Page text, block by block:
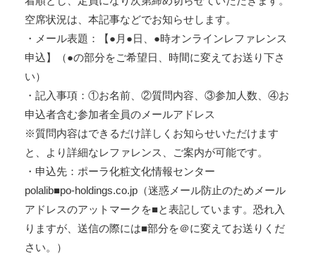
空席状況は、本記事などでお知らせします。
・メール表題：【●月●日、●時オンラインレファレンス
申込】（●の部分をご希望日、時間に変えてお送り下さ
い）
・記入事項：①お名前、②質問内容、③参加人数、④お
申込者含む参加者全員のメールアドレス
※質問内容はできるだけ詳しくお知らせいただけます
と、より詳細なレファレンス、ご案内が可能です。
・申込先：ポーラ化粧文化情報センター
polalib■po-holdings.co.jp（迷惑メール防止のためメール
アドレスのアットマークを■と表記しています。恐れ入
りますが、送信の際には■部分を＠に変えてお送りくだ
さい。）